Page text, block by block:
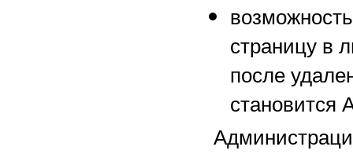
страницу в
после
становится